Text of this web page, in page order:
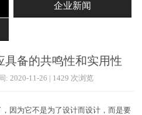
企业新闻
具备的共鸣性和实用性
: 2020-11-26 | 1429 次浏览
为它不是为了设计而设计，而是要